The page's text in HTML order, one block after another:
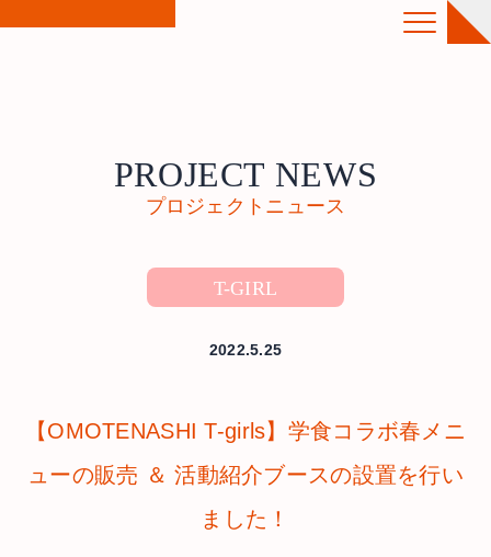
PROJECT NEWS
プロジェクトニュース
T-GIRL
2022.5.25
【OMOTENASHI T-girls】学食コラボ春メニ
ューの販売 ＆ 活動紹介ブースの設置を行い
ました！